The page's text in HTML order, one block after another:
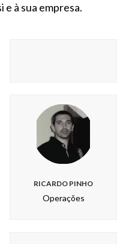
e à sua empresa.
RICARDO PINHO
Operações